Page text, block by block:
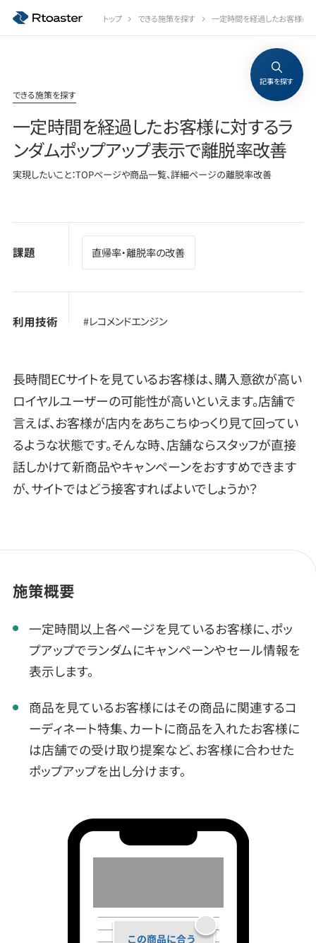
トップ できる施策を探す 一定時間を経過したお客様に
できる施策を探す
一定時間を経過したお客様に対するラ
ンダムポップアップ表示で離脱率改善
実現したいこと：TOPページや商品一覧、詳細ページの離脱率改善
記事を探す
課題 直帰率・離脱率の改善
利用技術 #レコメンドエンジン
長時間ECサイトを見ているお客様は、購入意欲が高い
ロイヤルユーザーの可能性が高いといえます。店舗で
言えば、お客様が店内をあちこちゆっくり見て回ってい
るような状態です。そんな時、店舗ならスタッフが直接
話しかけて新商品やキャンペーンをおすすめできます
が、サイトではどう接客すればよいでしょうか？
施策概要
一定時間以上各ページを見ているお客様に、ポッ
プアップでランダムにキャンペーンやセール情報を
表示します。
商品を見ているお客様にはその商品に関連するコ
ーディネート特集、カートに商品を入れたお客様に
は店舗での受け取り提案など、お客様に合わせた
ポップアップを出し分けます。